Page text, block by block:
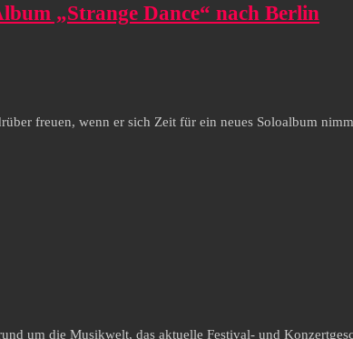
„Strange Dance“ nach Berlin
freuen, wenn er sich Zeit für ein neues Soloalbum
um die Musikwelt, das aktuelle Festival- und